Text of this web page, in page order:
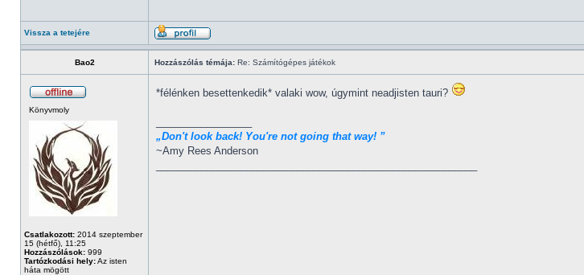
Vissza a tetejére
Bao2 Hozzászólás témája: Re: Számítógépes játékok
Könyvmoly
Csatlakozott: 2014 szeptember
15 (hétfő), 11:25
Hozzászólások: 999
Tartózkodási hely:Az isten
háta mögött
*félénken besettenkedik* valaki wow, úgymint neadjisten tauri?
„Don't look back! You're not going that way! ”
~Amy Rees Anderson